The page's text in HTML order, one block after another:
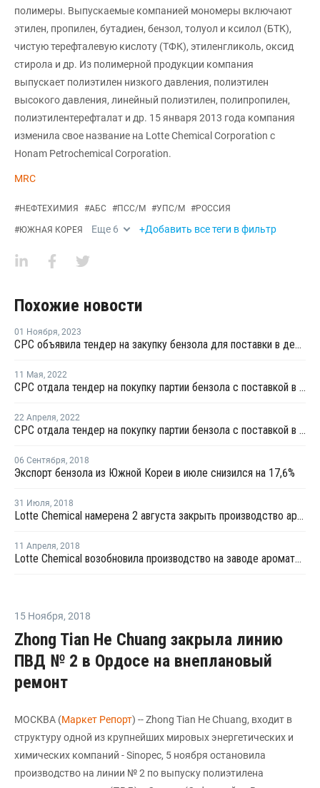
полимеры. Выпускаемые компанией мономеры включают
этилен, пропилен, бутадиен, бензол, толуол и ксилол (БТК),
чистую терефталевую кислоту (ТФК), этиленгликоль, оксид
стирола и др. Из полимерной продукции компания
выпускает полиэтилен низкого давления, полиэтилен
высокого давления, линейный полиэтилен, полипропилен,
полиэтилентерефталат и др. 15 января 2013 года компания
изменила свое название на Lotte Chemical Corporation с
Honam Petrochemical Corporation.
MRC
#НЕФТЕХИМИЯ #АБС #ПСС/М #УПС/М #РОССИЯ
#ЮЖНАЯ КОРЕЯ Еще 6 +Добавить все теги в фильтр
Похожие новости
01 Ноября, 2023
CPC объявила тендер на закупку бензола для поставки в декабре
11 Мая, 2022
CPC отдала тендер на покупку партии бензола с поставкой в июне
22 Апреля, 2022
CPC отдала тендер на покупку партии бензола с поставкой в мае
06 Сентября, 2018
Экспорт бензола из Южной Кореи в июле снизился на 17,6%
31 Июля, 2018
Lotte Chemical намерена 2 августа закрыть производство ароматических веществ в Даэсане
11 Апреля, 2018
Lotte Chemical возобновила производство на заводе ароматики в Даэсане
15 Ноября, 2018
Zhong Tian He Chuang закрыла линию
ПВД № 2 в Ордосе на внеплановый
ремонт
МОСКВА (Маркет Репорт) -- Zhong Tian He Chuang, входит в
структуру одной из крупнейших мировых энергетических и
химических компаний - Sinopec, 5 ноября остановила
производство на линии № 2 по выпуску полиэтилена